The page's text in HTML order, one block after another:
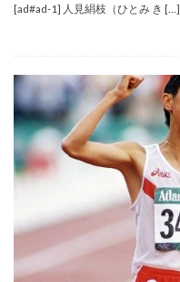
[ad#ad-1] 人見絹枝（ひとみ き […]